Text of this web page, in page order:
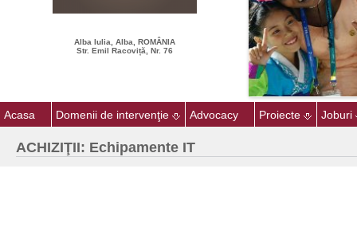
Alba Iulia, Alba, ROMÂNIA
Str. Emil Racoviță, Nr. 76
Acasa Domenii de intervenţie Advocacy Proiecte Joburi
ACHIZIŢII: Echipamente IT